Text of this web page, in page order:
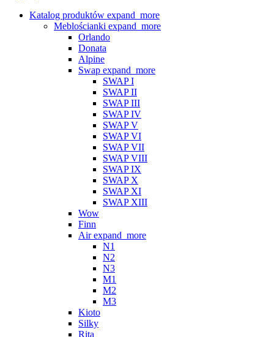
Katalog produktów expand_more
Meblościanki expand_more
Orlando
Donata
Alpine
Swap expand_more
SWAP I
SWAP II
SWAP III
SWAP IV
SWAP V
SWAP VI
SWAP VII
SWAP VIII
SWAP IX
SWAP X
SWAP XI
SWAP XIII
Wow
Finn
Air expand_more
N1
N2
N3
M1
M2
M3
Kioto
Silky
Rita